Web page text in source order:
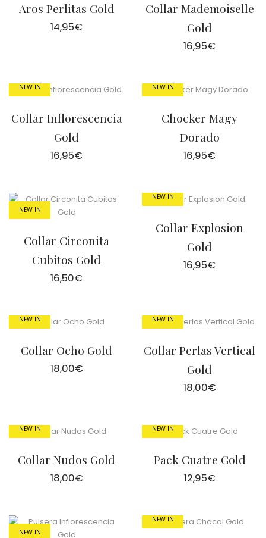
Aros Perlitas Gold
14,95€
Collar Mademoiselle
Gold
16,95€
NEW IN
Collar Inflorescencia
Gold
16,95€
NEW IN
Chocker Magy
Dorado
16,95€
NEW IN
Collar Circonita
Cubitos Gold
16,50€
NEW IN
Collar Explosion
Gold
16,95€
NEW IN
Collar Ocho Gold
18,00€
NEW IN
Collar Perlas Vertical
Gold
18,00€
NEW IN
Collar Nudos Gold
18,00€
NEW IN
Pack Cuatre Gold
12,95€
NEW IN
NEW IN